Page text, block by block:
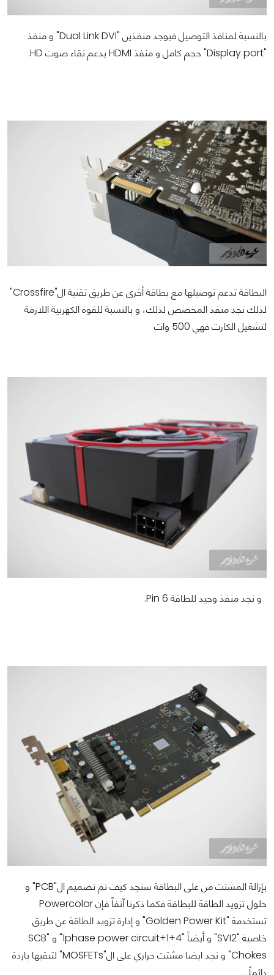
بالنسبة لمنافذ التوصيل فيوجد منفذين "Dual Link DVI" و منفذ
"Display port" حجم كامل و منفذ HDMI يدعم نقاء صوت HD.
البطاقة تدعم توصيلها مع بطاقة أخرى عن طريق تقنية ال"Crossfire"
لذلك نجد منفذ المخصص لذلك، و بالنسبة للقوة الكهربية اللازمة
لتشغيل الكارت فهي 500 وات
و نجد منفذ وحيد للطاقة 6 Pin.
بإزالة المشتت من على البطاقة سنجد كيف تم تصميم ال"PCB" و
حلول تزويد الطاقة للبطاقة فكما ذكرنا آنفاً فإن Powercolor
تستخدمة "Golden Power Kit" و إدارة تزويد الطاقة عن طريق
خاصية "SVI2" و أيضاً "4+1+1phase power circuit" و "SCB
Chokes" و نجد ايضا مشتت حراري على ال"MOSFETs" لتبقيها باردة